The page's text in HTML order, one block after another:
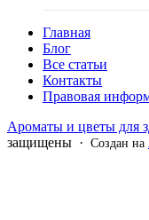
Главная
Блог
Все статьи
Контакты
Правовая
Ароматы и цветы для
защищены · Создан на